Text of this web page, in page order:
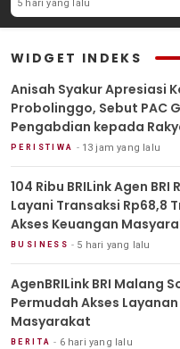
Masyarakat
5 hari yang lalu
WIDGET INDEKS
Anisah Syakur Apresiasi
Probolinggo, Sebut PAC
Pengabdian kepada
PERISTIWA 13 jam yang lalu
104 Ribu BRILink Agen BRI
Layani Transaksi Rp68,8
Akses Keuangan
BUSINESS 5 hari yang lalu
AgenBRILink BRI Malang
Permudah Akses
Masyarakat
BERITA 6 hari yang lalu